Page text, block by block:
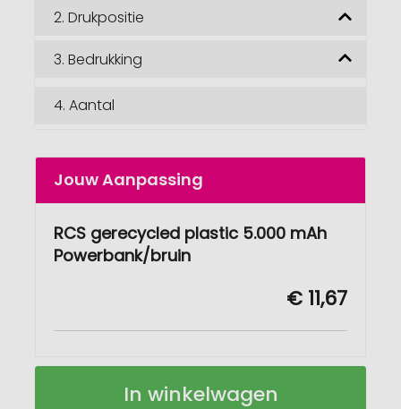
2. Drukpositie
3. Bedrukking
4. Aantal
Jouw Aanpassing
RCS gerecycled plastic 5.000 mAh
Powerbank/bruin
€ 11,67
RCS
Op
In winkelwagen